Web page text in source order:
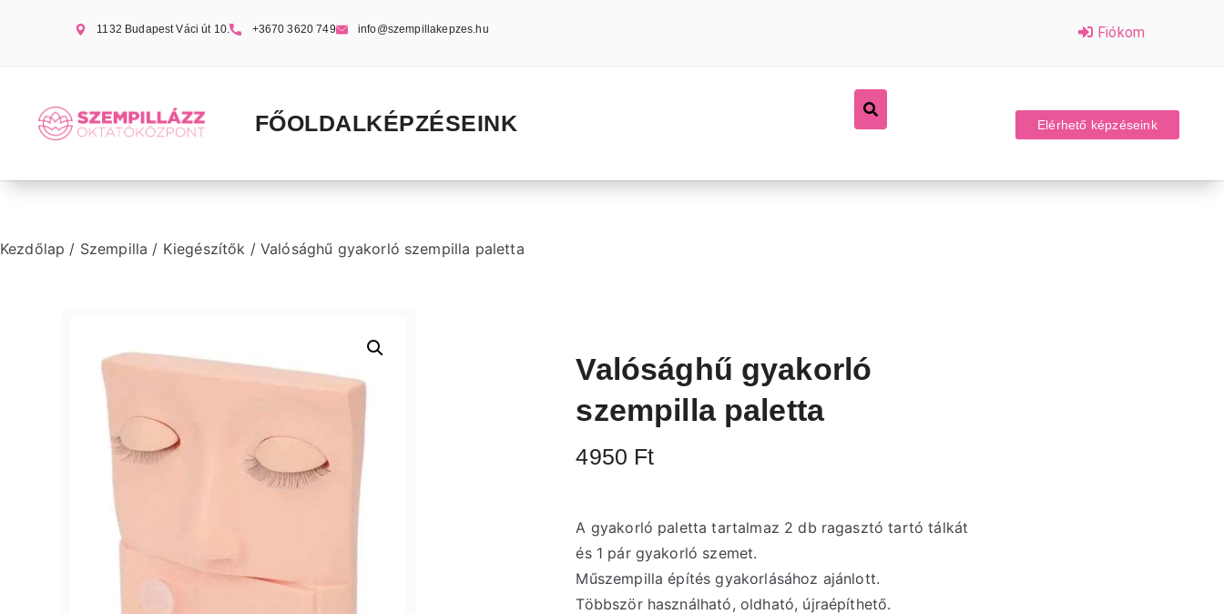
1132 Budapest Váci út 10. +3670 3620 749 info@szempillakepzes.hu Fiókom
FŐOLDALKÉPZÉSEINK Elérhető képzéseink
Kezdőlap / Szempilla / Kiegészítők / Valósághű gyakorló szempilla paletta
Valósághű gyakorló
szempilla paletta
4950 Ft
A gyakorló paletta tartalmaz 2 db ragasztó tartó tálkát
és 1 pár gyakorló szemet.
Műszempilla építés gyakorlásához ajánlott.
Többször használható, oldható, újraépíthető.